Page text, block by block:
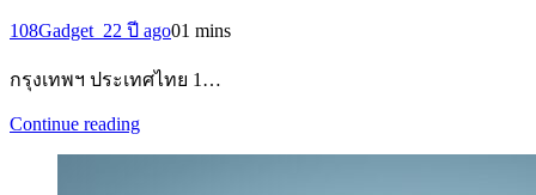
108Gadget_22 ปี ago01 mins
กรุงเทพฯ ประเทศไทย 1…
Continue reading